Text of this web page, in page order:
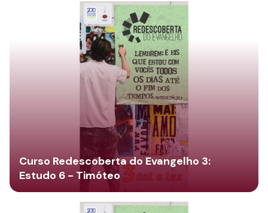
Curso Redescoberta do Evangelho 3:
Estudo 6 - Timóteo